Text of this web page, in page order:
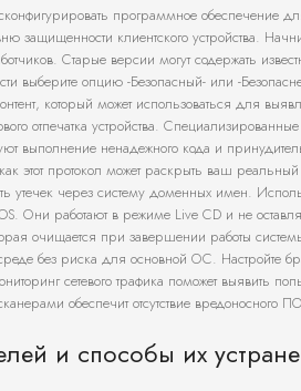
программное обеспечение
защищенности клиентского устройства.
Старые версии могут содержать
выберите опцию -Безопасный- или -
который может использоваться для
отпечатка устройства.
выполнение ненадежного кода и
этот протокол может раскрыть ваш
утечек через систему доменных имен.
Они работают в режиме Live CD и не
очищается при завершении работы
без риска для основной ОС. Настройте
сетевого трафика поможет выявить
обеспечит отсутствие вредоносного
и способы их